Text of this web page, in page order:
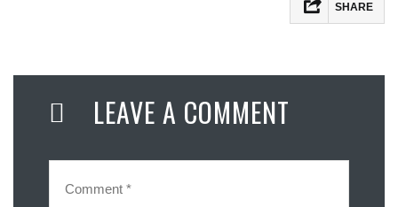
SHARE
LEAVE A COMMENT